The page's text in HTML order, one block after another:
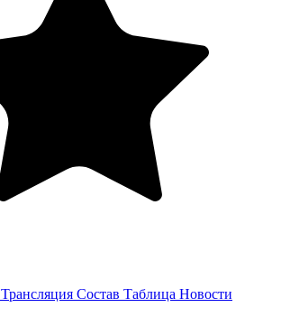
Трансляция Состав Таблица Новости